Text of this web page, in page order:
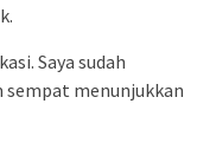
Saya sudah
sempat menunjukkan